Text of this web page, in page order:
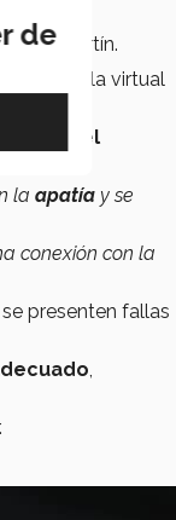
Martín.
una charla virtual
en el
la apatía y se
conexión con la
presenten fallas
,
de